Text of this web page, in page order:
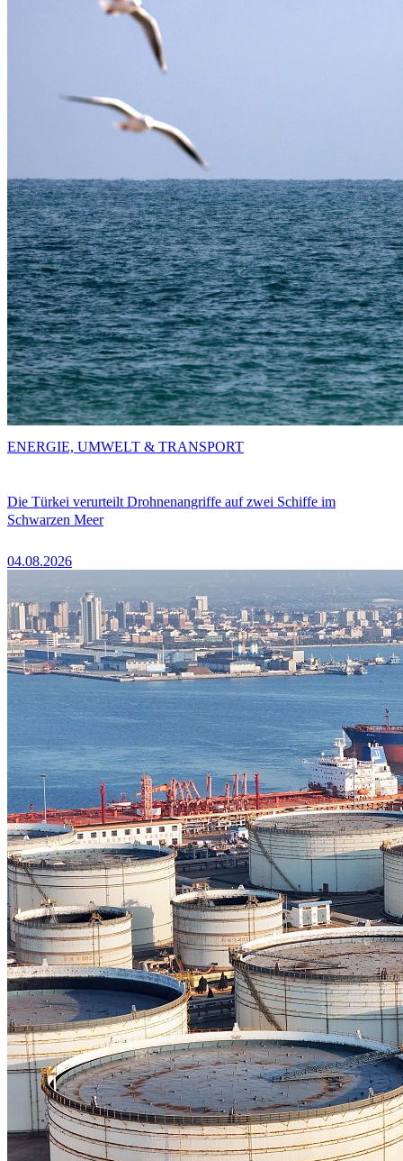
Die Türkei verurteilt Drohnenangriffe auf zwei Schiffe im
Schwarzen Meer
04.08.2026
ENERGIE, UMWELT & TRANSPORT